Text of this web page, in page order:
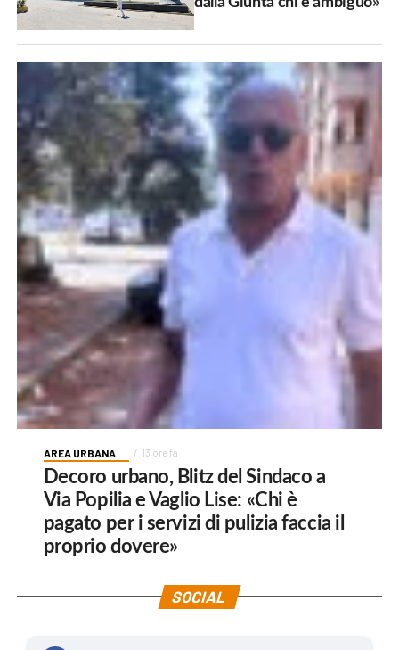
AREA URBANA 13 ore fa
Decoro urbano, Blitz del Sindaco a
Via Popilia e Vaglio Lise: «Chi è
pagato per i servizi di pulizia faccia il
proprio dovere»
SOCIAL